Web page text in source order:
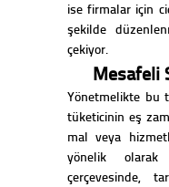
ise firmalar için
şekilde
çekiyor.
Mesafeli
Yönetmelikte bu
tüketicinin eş
mal veya
yönelik
çerçevesinde,